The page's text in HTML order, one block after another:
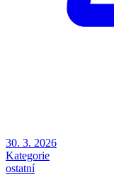
30. 3. 2026
Kategorie
ostatní